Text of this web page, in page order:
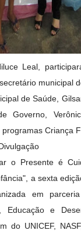
Leal,
municipal
de Saúde,
Governo,
Criança
o Presente é
a sexta
em
Educação e
do UNICEF,